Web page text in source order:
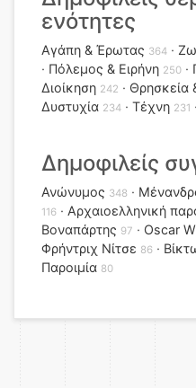
ενότητες
Αγάπη & Έρωτας 364
Πόλεμος & Ειρήνη 250
Διοίκηση 242 Θρησκεία
Δυστυχία 234 Τέχνη 231
Δημοφιλείς
Ανώνυμος 348
116 Αρχαιοελληνική
Βοναπάρτης 97 Oscar
Φρήντριχ Νίτσε 86
Παροιμία 80